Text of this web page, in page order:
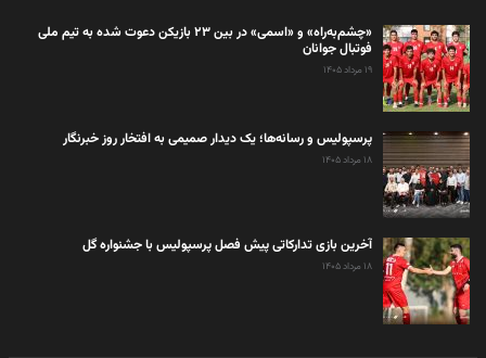
«چشم‌به‌راه» و «اسمی» در بین ۲۳ بازیکن دعوت شده به تیم ملی
فوتبال جوانان
۱۹ مرداد ۱۴۰۵
پرسپولیس و رسانه‌ها؛ یک دیدار صمیمی به افتخار روز خبرنگار
۱۸ مرداد ۱۴۰۵
آخرین بازی تدارکاتی پیش فصل پرسپولیس با جشنواره گل
۱۸ مرداد ۱۴۰۵